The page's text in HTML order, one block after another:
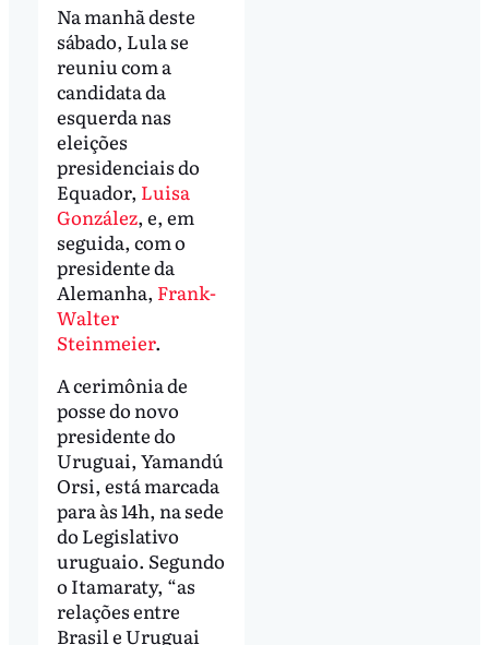
Na manhã deste
sábado, Lula se
reuniu com a
candidata da
esquerda nas
eleições
presidenciais do
Equador, Luisa
González, e, em
seguida, com o
presidente da
Alemanha, Frank-
Walter
Steinmeier.
A cerimônia de
posse do novo
presidente do
Uruguai, Yamandú
Orsi, está marcada
para às 14h, na sede
do Legislativo
uruguaio. Segundo
o Itamaraty, “as
relações entre
Brasil e Uruguai